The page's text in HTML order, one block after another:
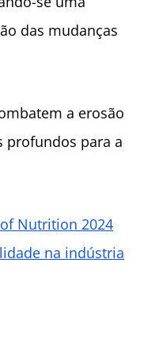
das mudanças
a erosão
profundos para a
Nutrition 2024
na indústria